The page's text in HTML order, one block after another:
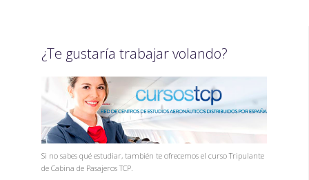
¿Te gustaría trabajar volando?
Si no sabes qué estudiar, también te ofrecemos el curso Tripulante
de Cabina de Pasajeros TCP.